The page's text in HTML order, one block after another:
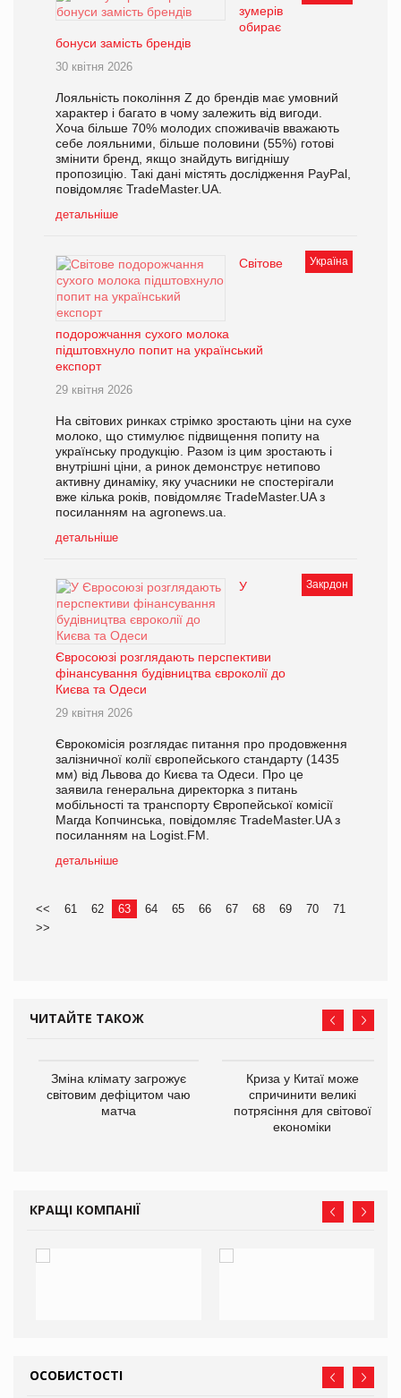
зумерів
обирає
бонуси замість брендів
30 квітня 2026
Лояльність покоління Z до брендів має умовний
характер і багато в чому залежить від вигоди.
Хоча більше 70% молодих споживачів вважають
себе лояльними, більше половини (55%) готові
змінити бренд, якщо знайдуть вигіднішу
пропозицію. Такі дані містять дослідження PayPal,
повідомляє TradeMaster.UA.
детальніше
Україна
Світове
подорожчання сухого молока
підштовхнуло попит на український
експорт
29 квітня 2026
На світових ринках стрімко зростають ціни на сухе
молоко, що стимулює підвищення попиту на
українську продукцію. Разом із цим зростають і
внутрішні ціни, а ринок демонструє нетипово
активну динаміку, яку учасники не спостерігали
вже кілька років, повідомляє TradeMaster.UA з
посиланням на agronews.ua.
детальніше
Закрдон
У
Євросоюзі розглядають перспективи
фінансування будівництва євроколії до
Києва та Одеси
29 квітня 2026
Єврокомісія розглядає питання про продовження
залізничної колії європейського стандарту (1435
мм) від Львова до Києва та Одеси. Про це
заявила генеральна директорка з питань
мобільності та транспорту Європейської комісії
Магда Копчинська, повідомляє TradeMaster.UA з
посиланням на Logist.FM.
детальніше
<< 61 62 63 64 65 66 67 68 69 70
71
>>
ЧИТАЙТЕ ТАКОЖ
Зміна клімату загрожує
світовим дефіцитом чаю
матча
Криза у Китаї може
спричинити великі
потрясіння для світової
економіки
КРАЩІ КОМПАНІЇ
ОСОБИСТОСТІ